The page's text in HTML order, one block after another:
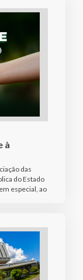
à
das
do Estado
especial, ao